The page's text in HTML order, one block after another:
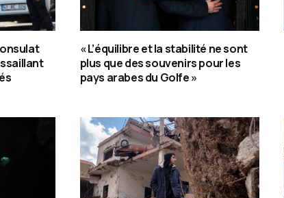
« L’équilibre et la stabilité ne sont
plus que des souvenirs pour les
pays arabes du Golfe »